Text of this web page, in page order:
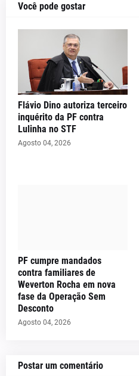
Você pode gostar
Flávio Dino autoriza terceiro
inquérito da PF contra
Lulinha no STF
Agosto 04, 2026
PF cumpre mandados
contra familiares de
Weverton Rocha em nova
fase da Operação Sem
Desconto
Agosto 04, 2026
Postar um comentário